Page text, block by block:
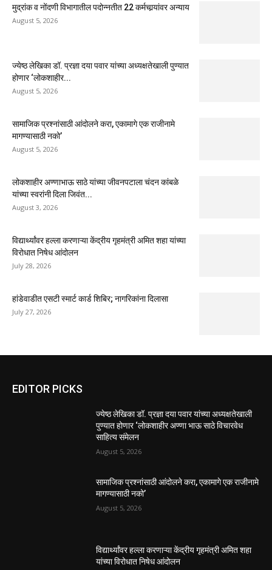
मुद्रांक व नोंदणी विभागातील पदोन्नतीत 22 कर्मचार्‍यांवर अन्याय
August 5, 2026
ज्येष्ठ लेखिका डॉ. प्रज्ञा दया पवार यांच्या अध्यक्षतेखाली पुण्यात
होणार ‘लोकशाहीर...
August 5, 2026
सामाजिक प्रश्नांसाठी आंदोलने करा, एकामागे एक राजीनामे
मागण्यासाठी नको’
August 5, 2026
लोकशाहीर अण्णाभाऊ साठे यांच्या जीवनपटाला चंदन कांबळे
यांच्या स्वरांनी दिला जिवंत...
August 3, 2026
विद्यार्थ्यांवर हल्ला करणाऱ्या केंद्रीय गृहमंत्री अमित शहा यांच्या
विरोधात निषेध आंदोलन
July 28, 2026
हांडेवाडीत एसटी स्मार्ट कार्ड शिबिर; नागरिकांना दिलासा
July 27, 2026
EDITOR PICKS
ज्येष्ठ लेखिका डॉ. प्रज्ञा दया पवार यांच्या अध्यक्षतेखाली
पुण्यात होणार ‘लोकशाहीर अण्णा भाऊ साठे विचारवेध
साहित्य संमेलन
August 5, 2026
सामाजिक प्रश्नांसाठी आंदोलने करा, एकामागे एक राजीनामे
मागण्यासाठी नको’
August 5, 2026
विद्यार्थ्यांवर हल्ला करणाऱ्या केंद्रीय गृहमंत्री अमित शहा
यांच्या विरोधात निषेध आंदोलन